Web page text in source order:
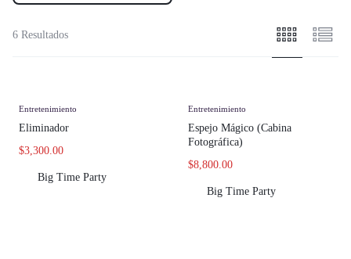
6 Resultados
Entretenimiento
Eliminador
$3,300.00
Big Time Party
Entretenimiento
Espejo Mágico (Cabina
Fotográfica)
$8,800.00
Big Time Party